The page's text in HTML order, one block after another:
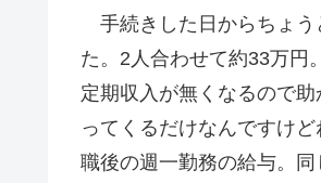
手続きした日からちょう
た。2人合わせて約33万円
定期収入が無くなるので
ってくるだけなんですけ
職後の週一勤務の給与。